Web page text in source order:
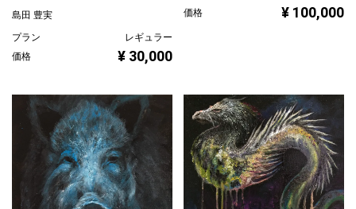
島田 豊実
プラン
レギュラー
価格
¥ 30,000
価格
¥ 100,000